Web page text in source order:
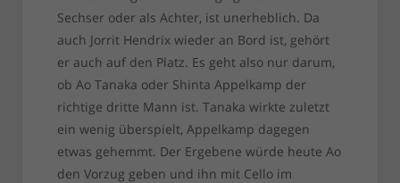
Sechser oder als Achter, ist unerheblich. Da
auch Jorrit Hendrix wieder an Bord ist, gehört
er auch auf den Platz. Es geht also nur darum,
ob Ao Tanaka oder Shinta Appelkamp der
richtige dritte Mann ist. Tanaka wirkte zuletzt
ein wenig überspielt, Appelkamp dagegen
etwas gehemmt. Der Ergebene würde heute Ao
den Vorzug geben und ihn mit Cello im